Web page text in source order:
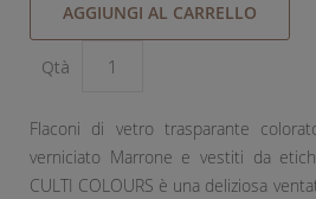
AGGIUNGI AL CARRELLO
Qtà
Flaconi di vetro trasparante
verniciato Marrone e vestiti da
CULTI COLOURS è una deliziosa